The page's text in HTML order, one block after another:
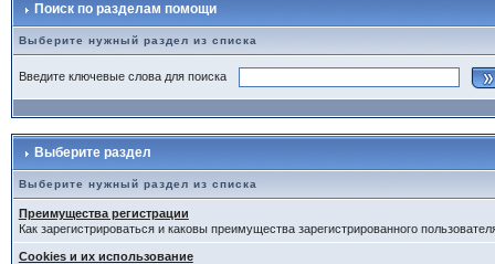
Поиск по разделам помощи
Выберите нужный раздел из списка
Введите ключевые слова для поиска
Выберите раздел
Выберите нужный раздел из списка
Преимущества регистрации
Как зарегистрироваться и каковы преимущества зарегистрированного
Cookies и их использование